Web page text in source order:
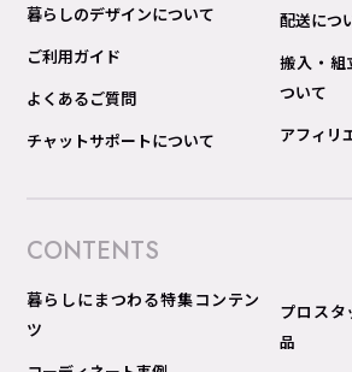
暮らしのデザインについて
ご利用ガイド
よくあるご質問
チャットサポートについて
配送につ
搬入・組
ついて
アフィリ
CONTENTS
暮らしにまつわる特集コンテン
ツ
プロス
品